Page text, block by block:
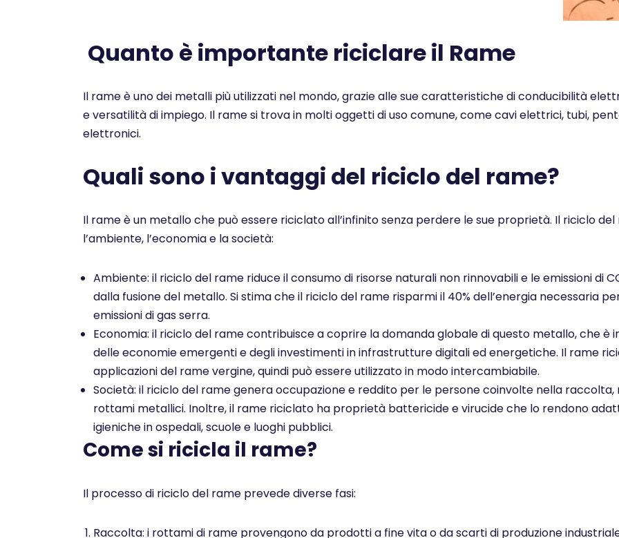
Quanto è importante riciclare il Rame
Il rame è uno dei metalli più utilizzati nel mondo, grazie alle sue caratteristiche di conducibilità
e versatilità di impiego. Il rame si trova in molti oggetti di uso comune, come cavi elettrici, tubi,
elettronici.
Quali sono i vantaggi del riciclo del rame?
Il rame è un metallo che può essere riciclato all’infinito senza perdere le sue proprietà. Il riciclo
l’ambiente, l’economia e la società:
Ambiente: il riciclo del rame riduce il consumo di risorse naturali non rinnovabili e le emissioni di
dalla fusione del metallo. Si stima che il riciclo del rame risparmi il 40% dell’energia necessaria
emissioni di gas serra.
Economia: il riciclo del rame contribuisce a coprire la domanda globale di questo metallo, che
delle economie emergenti e degli investimenti in infrastrutture digitali ed energetiche. Il rame
applicazioni del rame vergine, quindi può essere utilizzato in modo intercambiabile.
Società: il riciclo del rame genera occupazione e reddito per le persone coinvolte nella
rottami metallici. Inoltre, il rame riciclato ha proprietà battericide e virucide che lo rendono
igieniche in ospedali, scuole e luoghi pubblici.
Come si ricicla il rame?
Il processo di riciclo del rame prevede diverse fasi:
Raccolta: i rottami di rame provengono da prodotti a fine vita o da scarti di produzione